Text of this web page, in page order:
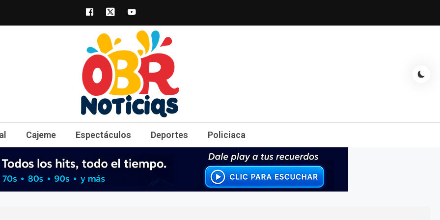
obrnoticias.com
obr noticias noticias, entretenimiento y espectáculos, entrevistas con famosos, showbizz, podcast, chismes y
Cajeme Espectáculos Deportes Policiaca